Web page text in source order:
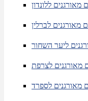
מאורגנים ללונדון
מאורגנים לברלין
ליער השחור
מאורגנים לצרפת
מאורגנים לספרד